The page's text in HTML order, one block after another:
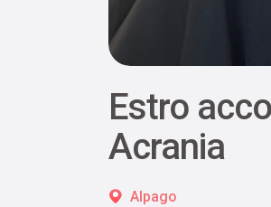
Estro
Acrania
Alpago